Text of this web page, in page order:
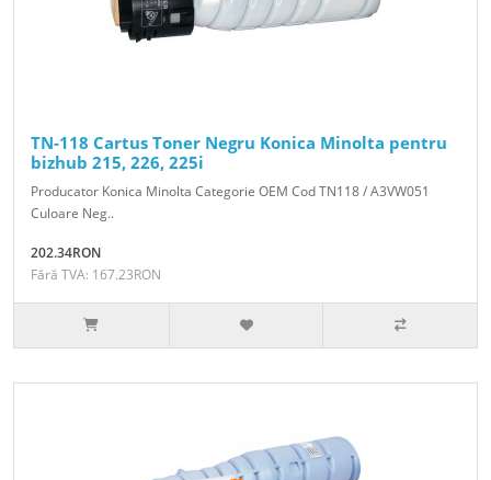
TN-118 Cartus Toner Negru Konica Minolta pentru
bizhub 215, 226, 225i
Producator Konica Minolta Categorie OEM Cod TN118 / A3VW051
Culoare Neg..
202.34RON
Fără TVA: 167.23RON